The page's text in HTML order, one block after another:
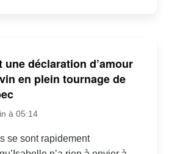
déclaration d’amour
en plein tournage de
à 05:14
se sont rapidement